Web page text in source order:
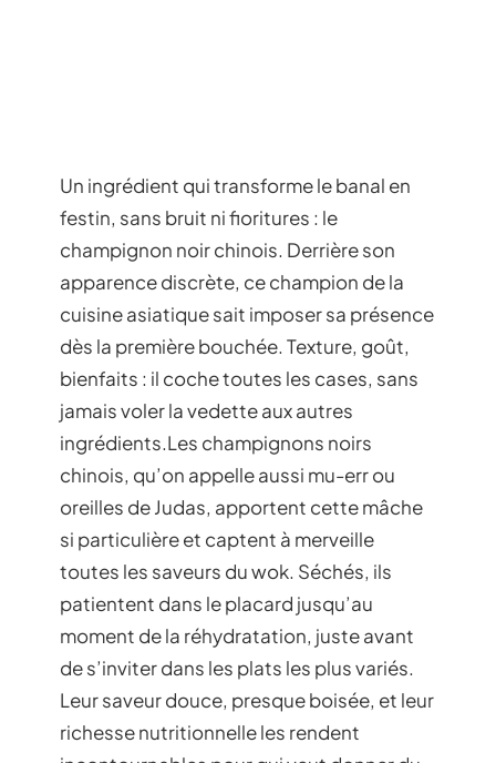
Un ingrédient qui transforme le banal en
festin, sans bruit ni fioritures : le
champignon noir chinois. Derrière son
apparence discrète, ce champion de la
cuisine asiatique sait imposer sa présence
dès la première bouchée. Texture, goût,
bienfaits : il coche toutes les cases, sans
jamais voler la vedette aux autres
ingrédients.Les champignons noirs
chinois, qu’on appelle aussi mu-err ou
oreilles de Judas, apportent cette mâche
si particulière et captent à merveille
toutes les saveurs du wok. Séchés, ils
patientent dans le placard jusqu’au
moment de la réhydratation, juste avant
de s’inviter dans les plats les plus variés.
Leur saveur douce, presque boisée, et leur
richesse nutritionnelle les rendent